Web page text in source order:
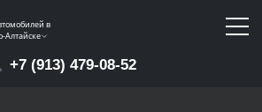
в
Алтайске
+7 (913) 479-08-52